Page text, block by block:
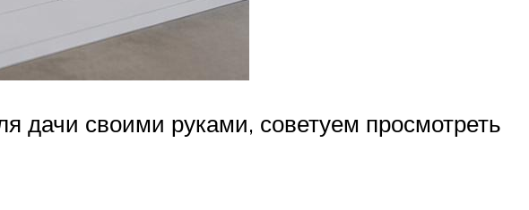
дачи своими руками, советуем просмотреть